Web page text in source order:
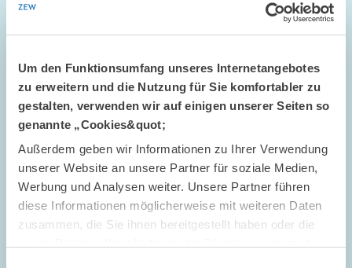
Um den Funktionsumfang unseres Internetangebotes
zu erweitern und die Nutzung für Sie komfortabler zu
gestalten, verwenden wir auf einigen unserer Seiten so
genannte „Cookies&quot;
Außerdem geben wir Informationen zu Ihrer Verwendung
unserer Website an unsere Partner für soziale Medien,
Werbung und Analysen weiter. Unsere Partner führen
diese Informationen möglicherweise mit weiteren Daten
zusammen, die Sie ihnen bereitgestellt haben oder die
modernen Design und benutzerfreundlicherem Konzept online.
Besonderes Augenmerk galt dabei einer übersichtlichen
Darstellung der umfangreichen…
ZENTRALE DIENSTLEISTUNGEN
öffnet
in
vergrößerter